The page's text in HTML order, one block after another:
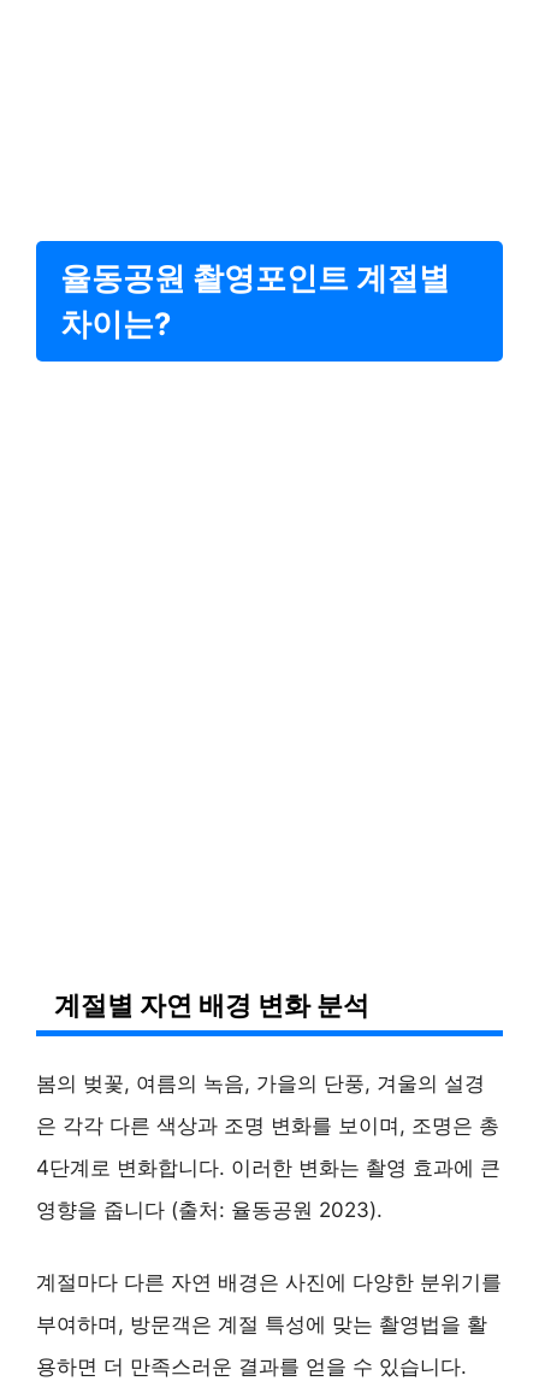
율동공원 촬영포인트 계절별
차이는?
계절별 자연 배경 변화 분석
봄의 벚꽃, 여름의 녹음, 가을의 단풍, 겨울의 설경
은 각각 다른 색상과 조명 변화를 보이며, 조명은 총
4단계로 변화합니다. 이러한 변화는 촬영 효과에 큰
영향을 줍니다 (출처: 율동공원 2023).
계절마다 다른 자연 배경은 사진에 다양한 분위기를
부여하며, 방문객은 계절 특성에 맞는 촬영법을 활
용하면 더 만족스러운 결과를 얻을 수 있습니다.